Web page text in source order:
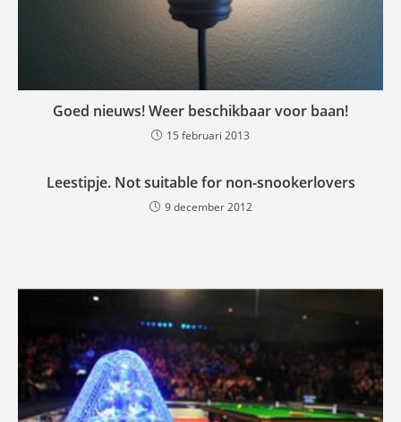
Goed nieuws! Weer beschikbaar voor baan!
15 februari 2013
Leestipje. Not suitable for non-snookerlovers
9 december 2012